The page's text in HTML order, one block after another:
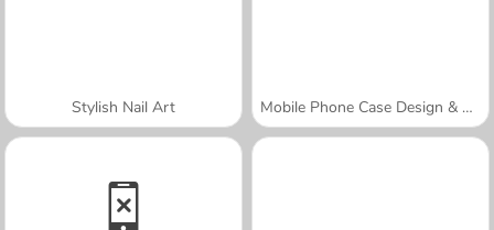
Stylish Nail Art Mobile Phone Case Design & DIY